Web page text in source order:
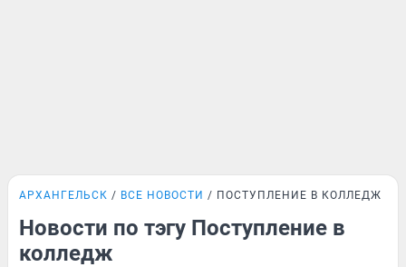
АРХАНГЕЛЬСК ВСЕ НОВОСТИ ПОСТУПЛЕНИЕ В КОЛЛЕДЖ
Новости по тэгу Поступление в
колледж